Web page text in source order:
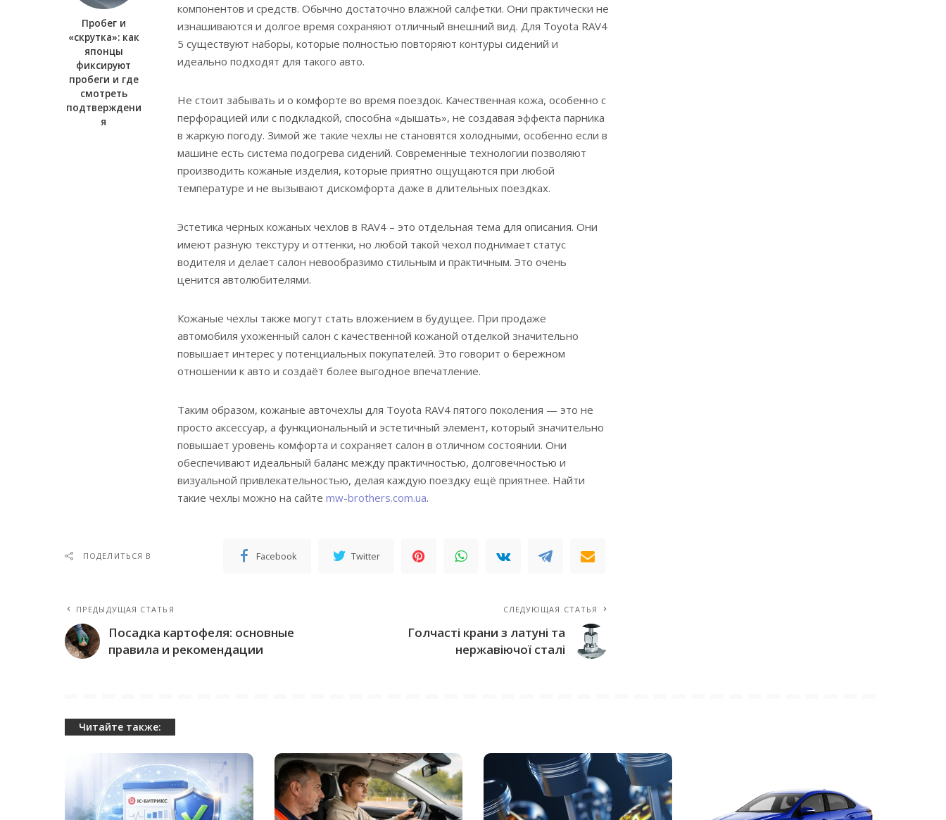
Пробег и
«скрутка»: как
японцы
фиксируют
пробеги и где
смотреть
подтверждени
я
компонентов и средств. Обычно достаточно влажной салфетки. Они практически не
изнашиваются и долгое время сохраняют отличный внешний вид. Для Toyota RAV4
5 существуют наборы, которые полностью повторяют контуры сидений и
идеально подходят для такого авто.
Не стоит забывать и о комфорте во время поездок. Качественная кожа, особенно с
перфорацией или с подкладкой, способна «дышать», не создавая эффекта парника
в жаркую погоду. Зимой же такие чехлы не становятся холодными, особенно если в
машине есть система подогрева сидений. Современные технологии позволяют
производить кожаные изделия, которые приятно ощущаются при любой
температуре и не вызывают дискомфорта даже в длительных поездках.
Эстетика черных кожаных чехлов в RAV4 – это отдельная тема для описания. Они
имеют разную текстуру и оттенки, но любой такой чехол поднимает статус
водителя и делает салон невообразимо стильным и практичным. Это очень
ценится автолюбителями.
Кожаные чехлы также могут стать вложением в будущее. При продаже
автомобиля ухоженный салон с качественной кожаной отделкой значительно
повышает интерес у потенциальных покупателей. Это говорит о бережном
отношении к авто и создаёт более выгодное впечатление.
Таким образом, кожаные авточехлы для Toyota RAV4 пятого поколения — это не
просто аксессуар, а функциональный и эстетичный элемент, который значительно
повышает уровень комфорта и сохраняет салон в отличном состоянии. Они
обеспечивают идеальный баланс между практичностью, долговечностью и
визуальной привлекательностью, делая каждую поездку ещё приятнее. Найти
такие чехлы можно на сайте mw-brothers.com.ua.
ПОДЕЛИТЬСЯ В Facebook Twitter
ПРЕДЫДУЩАЯ СТАТЬЯ
Посадка картофеля: основные
правила и рекомендации
СЛЕДУЮЩАЯ СТАТЬЯ
Голчасті крани з латуні та
нержавіючої сталі
Читайте также: